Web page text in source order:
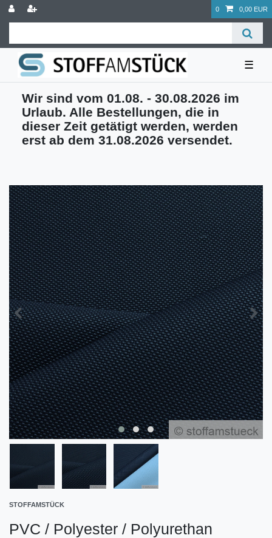
0 0,00 EUR
☰
Wir sind vom 01.08. - 30.08.2026 im
Urlaub. Alle Bestellungen, die in
dieser Zeit getätigt werden, werden
erst ab dem 31.08.2026 versendet.
STOFFAMSTÜCK
PVC / Polyester / Polyurethan